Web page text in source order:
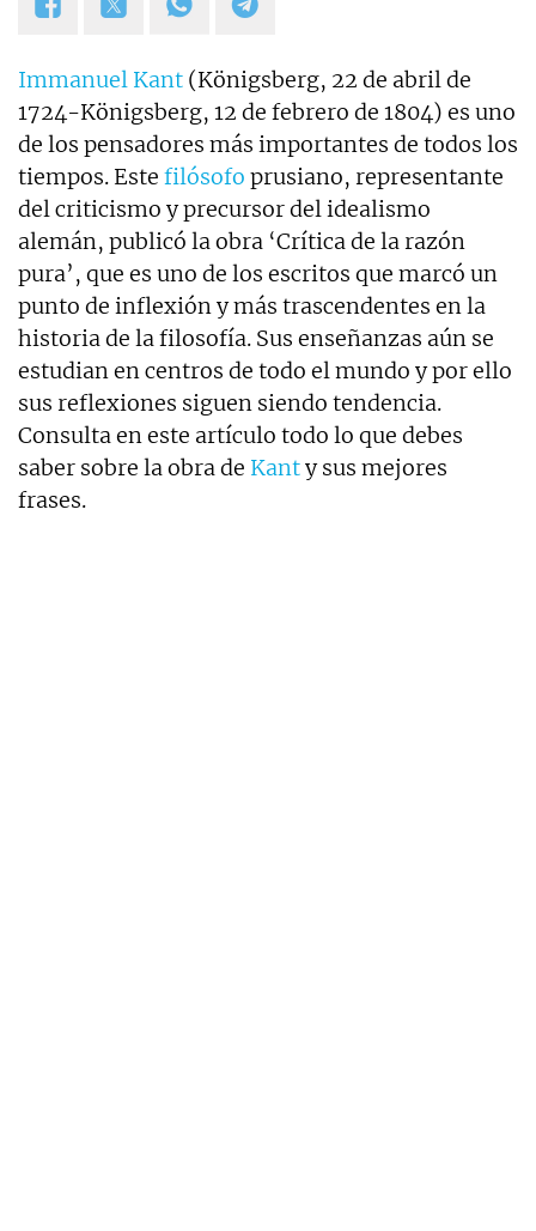
Immanuel Kant (Königsberg, 22 de abril de
1724-Königsberg, 12 de febrero de 1804) es uno
de los pensadores más importantes de todos los
tiempos. Este filósofo prusiano, representante
del criticismo y precursor del idealismo
alemán, publicó la obra ‘Crítica de la razón
pura’, que es uno de los escritos que marcó un
punto de inflexión y más trascendentes en la
historia de la filosofía. Sus enseñanzas aún se
estudian en centros de todo el mundo y por ello
sus reflexiones siguen siendo tendencia.
Consulta en este artículo todo lo que debes
saber sobre la obra de Kanty sus mejores
frases.